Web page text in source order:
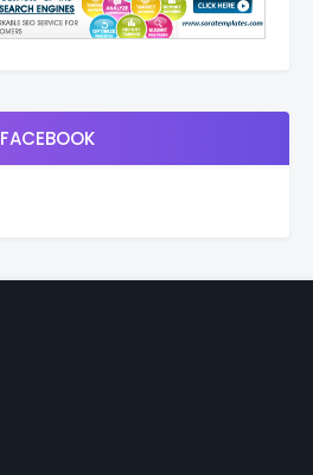
FACEBOOK